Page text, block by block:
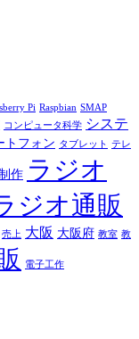
Pi Raspbian SMAP
コンピュータ科学 システ
トフォン タブレット テレ
作 ラジオ
ジオ通販
売上 大阪 大阪府 教室 教
電子工作